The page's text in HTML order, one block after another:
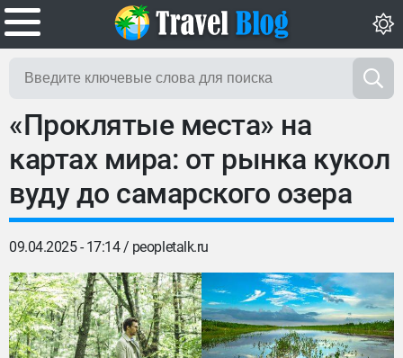
«Проклятые места» на
картах мира: от рынка кукол
вуду до самарского озера
09.04.2025 - 17:14 / peopletalk.ru